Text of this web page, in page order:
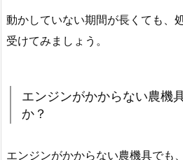
動かしていない期間が長くても、
受けてみましょう。
エンジンがかからない農機
か？
エンジンがかからない農機具でも